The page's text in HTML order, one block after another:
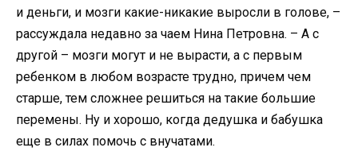
и деньги, и мозги какие-никакие выросли в голове, –
рассуждала недавно за чаем Нина Петровна. – А с
другой – мозги могут и не вырасти, а с первым
ребенком в любом возрасте трудно, причем чем
старше, тем сложнее решиться на такие большие
перемены. Ну и хорошо, когда дедушка и бабушка
еще в силах помочь с внучатами.